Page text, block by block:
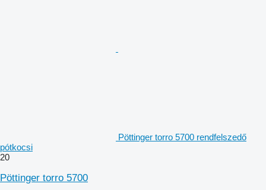
Pöttinger torro 5700 rendfelszedő
pótkocsi
20
Pöttinger torro 5700